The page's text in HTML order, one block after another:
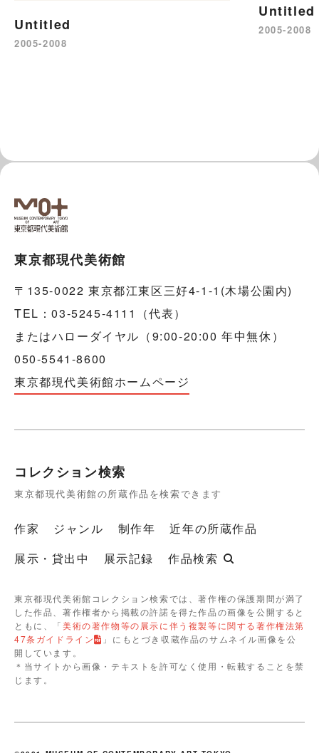
Untitled
2005-2008
Untitled
2005-2008
東京都現代美術館
〒135-0022 東京都江東区三好4-1-1(木場公園内)
TEL：03-5245-4111（代表）
またはハローダイヤル（9:00-20:00 年中無休）
050-5541-8600
東京都現代美術館ホームページ
コレクション検索
東京都現代美術館の所蔵作品を検索できます
作家 ジャンル 制作年
近年の所蔵作品
展示・貸出中
展示記録 作品検索
東京都現代美術館コレクション検索では、著作権の保護期間が満了
した作品、著作権者から掲載の許諾を得た作品の画像を公開すると
ともに、「美術の著作物等の展示に伴う複製等に関する著作権法第
47条ガイドライン
」にもとづき収蔵作品のサムネイル画像を公
開しています。
＊当サイトから画像・テキストを許可なく使用・転載することを禁
じます。